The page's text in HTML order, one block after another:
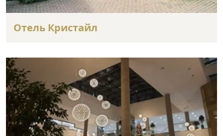
Отель Кристайл